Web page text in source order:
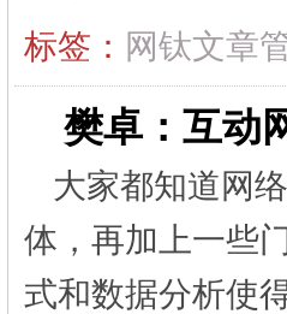
标签： 网钛文章
樊卓：互动
大家都知道网
体，再加上一些
式和数据分析使